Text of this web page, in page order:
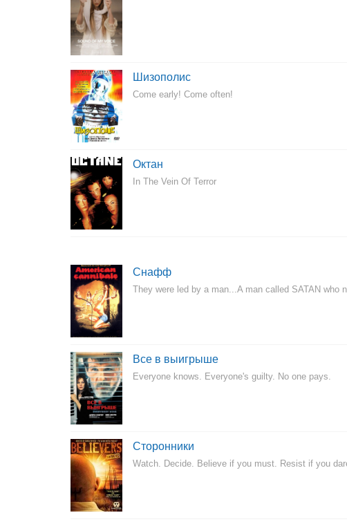
Шизополис
Come early! Come often!
Октан
In The Vein Of Terror
Снафф
They were led by a man...A man called SATAN who
Все в выигрыше
Everyone knows. Everyone's guilty. No one pays.
Сторонники
Watch. Decide. Believe if you must. Resist if you